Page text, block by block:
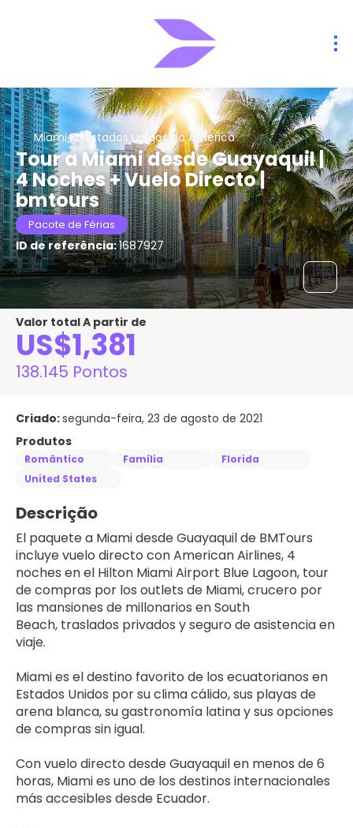
Miami FL, Estados Unidos da America
Tour a Miami desde Guayaquil |
4 Noches + Vuelo Directo |
bmtours
Pacote de Férias
ID de referência:1687927
Valor total A partir de
US$1,381
138.145 Pontos
Criado:segunda-feira, 23 de agosto de 2021
Produtos
Romântico Família
Florida
United States
Descrição
El paquete a Miami desde Guayaquil de BMTours
incluye vuelo directo con American Airlines, 4
noches en el Hilton Miami Airport Blue Lagoon, tour
de compras por los outlets de Miami, crucero por
las mansiones de millonarios en South
Beach, traslados privados y seguro de asistencia en
viaje.
Miami es el destino favorito de los ecuatorianos en
Estados Unidos por su clima cálido, sus playas de
arena blanca, su gastronomía latina y sus opciones
de compras sin igual.
Con vuelo directo desde Guayaquil en menos de 6
horas, Miami es uno de los destinos internacionales
más accesibles desde Ecuador.